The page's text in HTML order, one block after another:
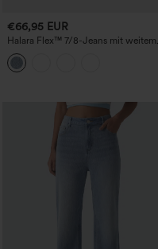
€66,95 EUR
Halara Flex™ 7/8-Jeans mit weitem
Bein, mittelhohem Bund – lässig, mit
Taschen